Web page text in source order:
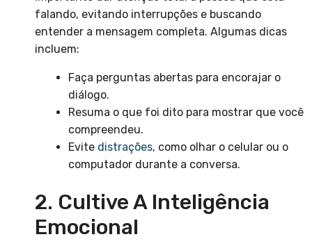
falando, evitando interrupções e buscando
entender a mensagem completa. Algumas dicas
incluem:
Faça perguntas abertas para encorajar o
diálogo.
Resuma o que foi dito para mostrar que você
compreendeu.
Evite distrações, como olhar o celular ou o
computador durante a conversa.
2. Cultive A Inteligência
Emocional